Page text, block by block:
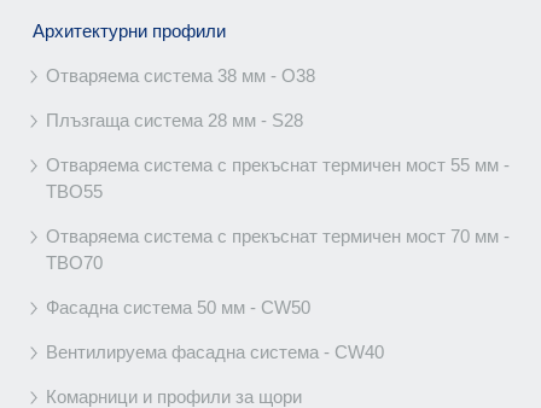
Архитектурни профили
Отваряема система 38 мм - O38
Плъзгаща система 28 мм - S28
Отваряема система с прекъснат термичен мост 55 мм -
TBO55
Отваряема система с прекъснат термичен мост 70 мм -
TBO70
Фасадна система 50 мм - CW50
Вентилируема фасадна система - CW40
Комарници и профили за щори